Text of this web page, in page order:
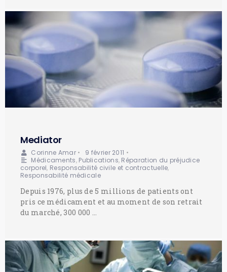
Mediator
Corinne Amar • 9 février 2011 •
Médicaments, Publications, Réparation du préjudice
corporel, Responsabilité civile et contractuelle,
Responsabilité médicale
Depuis 1976, plus de 5 millions de patients ont
pris ce médicament et au moment de son retrait
du marché, 300 000 …